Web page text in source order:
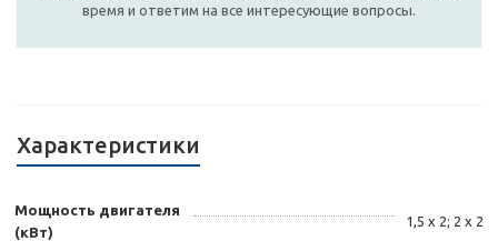
время и ответим на все интересующие вопросы.
Характеристики
Мощность двигателя
(кВт)
1,5 х 2; 2 х 2